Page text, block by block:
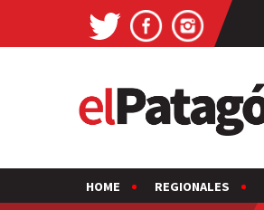
HOME REGIONALES